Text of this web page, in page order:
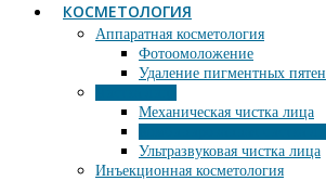
КОСМЕТОЛОГИЯ
Аппаратная косметология
Фотоомоложение
Удаление пигментных пятен
Механическая чистка лица
Ультразвуковая чистка лица
Инъекционная косметология